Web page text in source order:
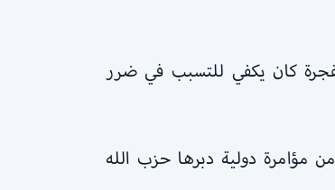
كان يكفي للتسبب في ضرر
مؤامرة دولية دبرها حزب الله